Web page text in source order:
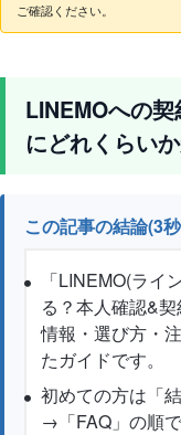
ご確認ください。
LINEMOへの
にどれくらい
この記事の結論(3
「LINEMO(ライ
る？本人確認&
情報・選び方・
たガイドです。
初めての方は「
→「FAQ」の順